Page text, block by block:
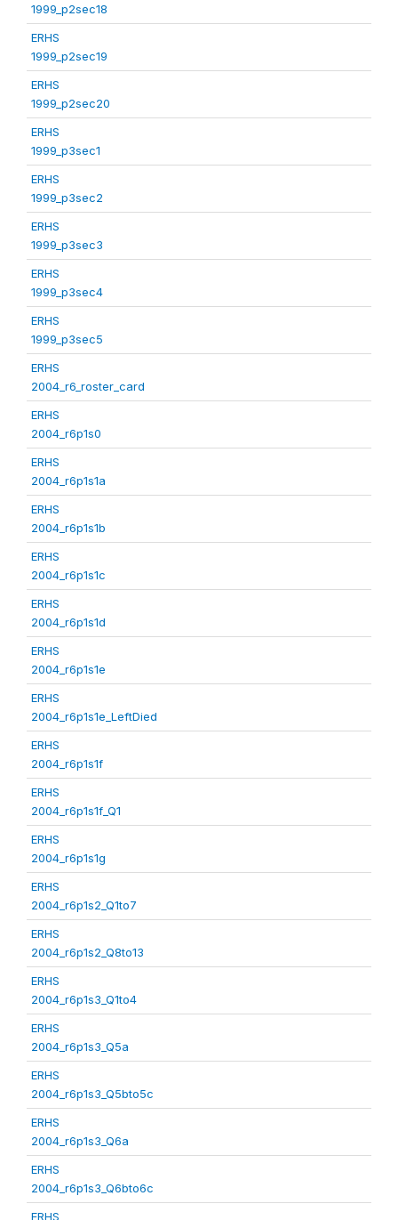
1999_p2sec18
ERHS
1999_p2sec19
ERHS
1999_p2sec20
ERHS
1999_p3sec1
ERHS
1999_p3sec2
ERHS
1999_p3sec3
ERHS
1999_p3sec4
ERHS
1999_p3sec5
ERHS
2004_r6_roster_card
ERHS
2004_r6p1s0
ERHS
2004_r6p1s1a
ERHS
2004_r6p1s1b
ERHS
2004_r6p1s1c
ERHS
2004_r6p1s1d
ERHS
2004_r6p1s1e
ERHS
2004_r6p1s1e_LeftDied
ERHS
2004_r6p1s1f
ERHS
2004_r6p1s1f_Q1
ERHS
2004_r6p1s1g
ERHS
2004_r6p1s2_Q1to7
ERHS
2004_r6p1s2_Q8to13
ERHS
2004_r6p1s3_Q1to4
ERHS
2004_r6p1s3_Q5a
ERHS
2004_r6p1s3_Q5bto5c
ERHS
2004_r6p1s3_Q6a
ERHS
2004_r6p1s3_Q6bto6c
ERHS